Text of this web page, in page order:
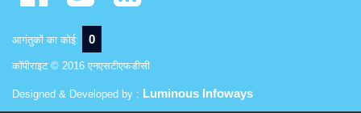
आगंतुकों का कोई: 0
कॉपीराइट © 2016 एनएसटीएफडीसी
Designed & Developed by : Luminous Infoways